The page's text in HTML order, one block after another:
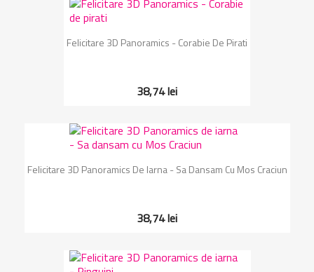
Felicitare 3D Panoramics - Corabie De Pirati
38,74 lei
Felicitare 3D Panoramics De Iarna - Sa Dansam Cu Mos Craciun
38,74 lei